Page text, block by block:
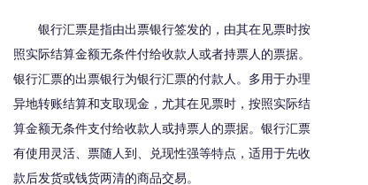
银行汇票是指由出票银行签发的，由其在见票时按
照实际结算金额无条件付给收款人或者持票人的票据。
银行汇票的出票银行为银行汇票的付款人。多用于办理
异地转账结算和支取现金，尤其在见票时，按照实际结
算金额无条件支付给收款人或持票人的票据。银行汇票
有使用灵活、票随人到、兑现性强等特点，适用于先收
款后发货或钱货两清的商品交易。